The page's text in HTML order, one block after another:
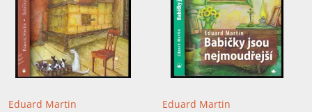
Eduard Martin
Eduard Martin